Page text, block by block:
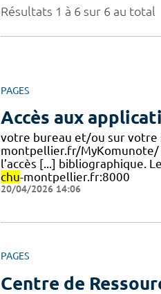
Résultats 1 à 6 sur 6 au total
PAGES
Accès aux
votre bureau et/ou sur votre
montpellier.fr/MyKomunote/
l’accès [...] bibliographique.
chu-montpellier.fr:8000
20/04/2026 14:06
PAGES
Centre de